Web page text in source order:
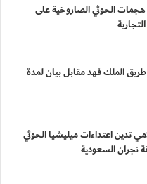
الحوثي الصاروخية على
الملك فهد مقابل بيان لمدة
تدين اعتداءات ميليشيا الحوثي
نجران السعودية